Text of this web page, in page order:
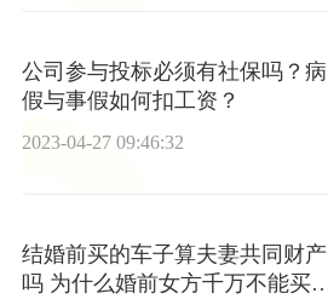
公司参与投标必须有社保吗？病
假与事假如何扣工资？
2023-04-27 09:46:32
结婚前买的车子算夫妻共同财产
吗 为什么婚前女方千万不能买